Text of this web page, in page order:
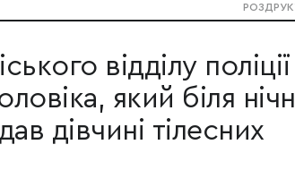
відділу поліції
який біля
дівчині тілесних